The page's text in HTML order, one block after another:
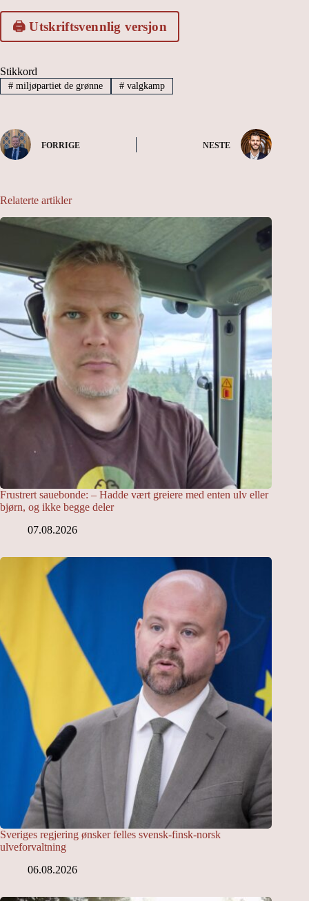
🖨️ Utskriftsvennlig versjon
Stikkord
#miljøpartiet de grønne #valgkamp
FORRIGE NESTE
Relaterte artikler
Frustrert sauebonde: – Hadde vært greiere med enten ulv eller
bjørn, og ikke begge deler
07.08.2026
Sveriges regjering ønsker felles svensk-finsk-norsk
ulveforvaltning
06.08.2026